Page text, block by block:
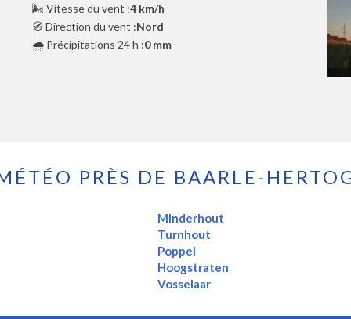
🌬️ Vitesse du vent :4 km/h
🧭 Direction du vent :Nord
🌧️ Précipitations 24 h :0 mm
PRÈS DE BAARLE-
Minderhout
Turnhout
Poppel
Hoogstraten
Vosselaar